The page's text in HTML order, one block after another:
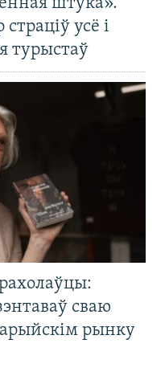
штука».
усё і
турыстаў
сваю
рынку